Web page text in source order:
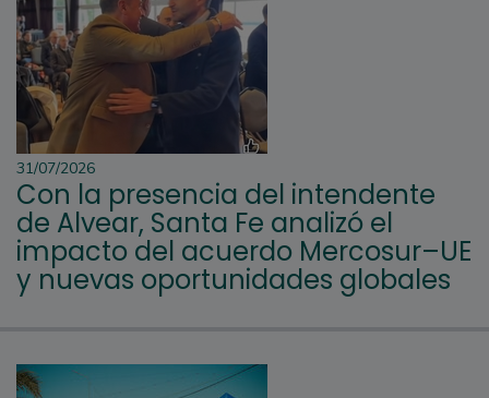
31/07/2026
Con la presencia del intendente
de Alvear, Santa Fe analizó el
impacto del acuerdo Mercosur–UE
y nuevas oportunidades globales